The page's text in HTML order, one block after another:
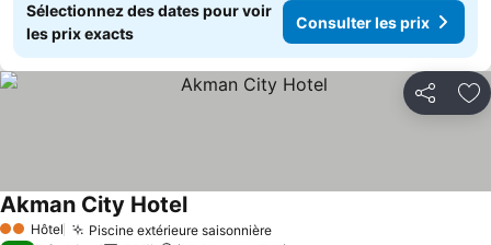
Sélectionnez des dates pour voir
les prix exacts
Consulter les prix
Partager
2 Étoiles
Hôtel Piscine extérieure saisonnière
Akman City Hotel